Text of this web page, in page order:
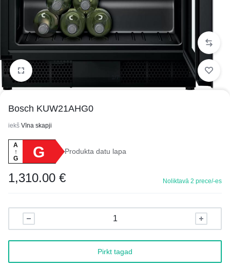
Bosch KUW21AHG0
iekš Vīna skapji
A
↑
G
G Produkta datu lapa
1,310.00 € Noliktavā 2 prece/-es
Pirkt tagad